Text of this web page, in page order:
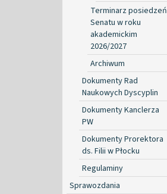
Terminarz posiedzeń
Senatu w roku
akademickim
2026/2027
Archiwum
Dokumenty Rad
Naukowych Dyscyplin
Dokumenty Kanclerza
PW
Dokumenty Prorektora
ds. Filii w Płocku
Regulaminy
Sprawozdania